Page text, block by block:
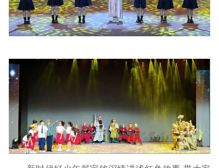
紫金人才 职称评审
数据资源
公共服务
新时代公民素养
提升资源库
作品著作权
登记服务
科研创新
服务管理平台
智库服务
管理平台
文艺创作
服务管理
文化产业
统计分析
数字出版
审读服务
新闻发布工作备
案管理系统
电影
理论宣讲
政工继续教育学